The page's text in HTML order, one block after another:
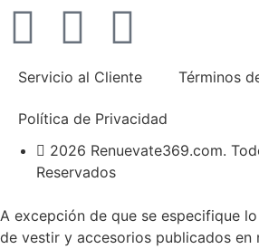
2026 Renuevate369.com.
Reservados
Servicio al Cliente Términos
Política de Privacidad
A excepción de que se especifique
de vestir y accesorios publicados en